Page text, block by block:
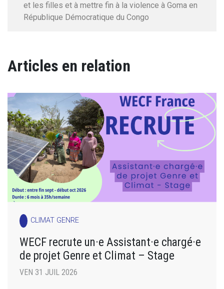
et les filles et à mettre fin à la violence à Goma en
République Démocratique du Congo
Articles en relation
CLIMAT GENRE
WECF recrute un·e Assistant·e chargé·e
de projet Genre et Climat – Stage
VEN 31 JUIL 2026